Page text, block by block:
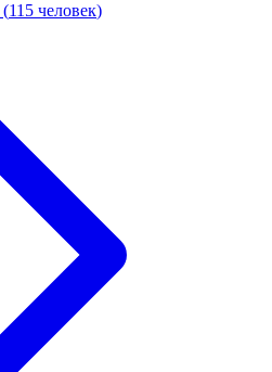
(115 человек)